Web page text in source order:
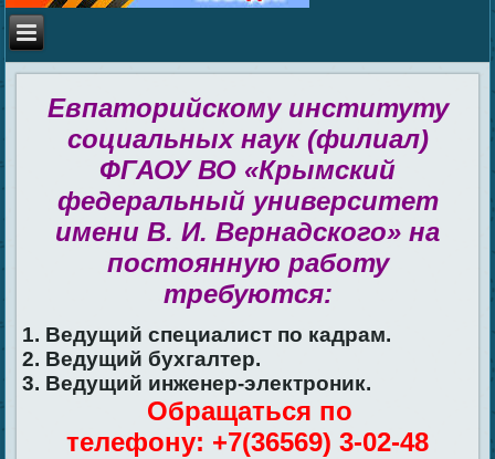
Евпаторийскому институту
социальных наук (филиал)
ФГАОУ ВО «Крымский
федеральный университет
имени В. И. Вернадского» на
постоянную работу
требуются:
1. Ведущий специалист по кадрам.
2. Ведущий бухгалтер.
3. Ведущий инженер-электроник.
Обращаться по
телефону: +7(36569) 3-02-48